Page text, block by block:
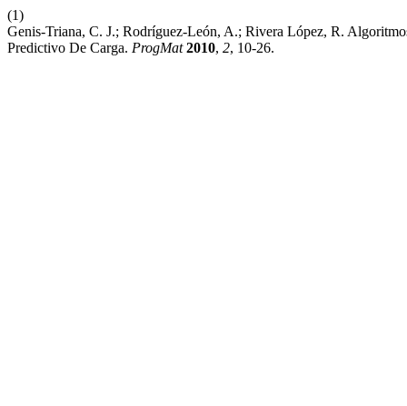
(1)
Genis-Triana, C. J.; Rodríguez-León, A.; Rivera López, R.
Predictivo De Carga. ProgMat 2010, 2, 10-26.